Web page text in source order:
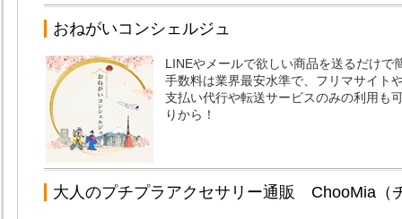
おねがいコンシェルジュ
LINEやメールで欲しい商品を送るだけで
手数料は業界最安水準で、フリマサイト
支払い代行や転送サービスのみの利用も
りから！
大人のプチプラアクセサリー通販 ChooMia（